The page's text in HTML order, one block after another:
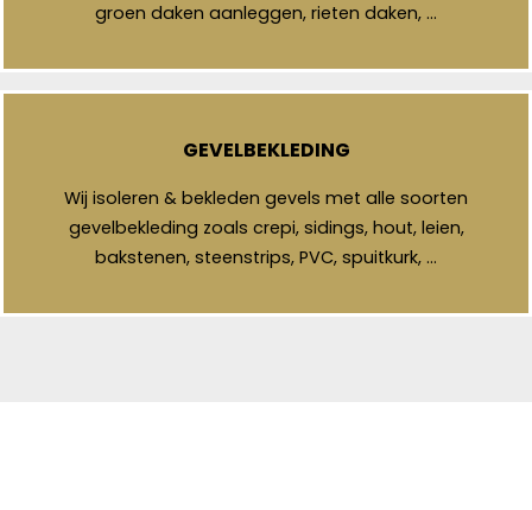
groen daken aanleggen, rieten daken, …
GEVELBEKLEDING
Wij isoleren & bekleden gevels met alle soorten
gevelbekleding zoals crepi, sidings, hout, leien,
bakstenen, steenstrips, PVC, spuitkurk, …